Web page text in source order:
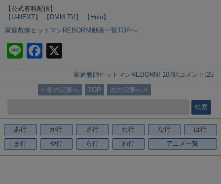
【公式有料配信】
【U-NEXT】
【DMM TV】
【Hulu】
家庭教師ヒットマンREBORN!動画一覧TOPへ
Li
n
e
F
a
c
e
o
o
k
家庭教師ヒットマンREBORN! 107話 コメント:25
< 前の記事へ TOP 次の記事へ >
あ行 か行 さ行 た行 な行
は行
ま行
や行 ら行 わ行 アニメ一覧